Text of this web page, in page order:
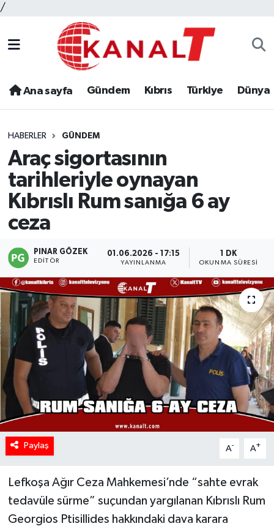
/
Ana sayfa Gündem Kıbrıs Türkiye Dünya
HABERLER GÜNDEM
Araç sigortasının
tarihleriyle oynayan
Kıbrıslı Rum sanığa 6 ay
ceza
PINAR GÖZEK
EDITÖR
01.06.2026 - 17:15
YAYINLANMA
1 DK
OKUNMA SÜRESI
Paylaş A- A+
Lefkoşa Ağır Ceza Mahkemesi’nde “sahte evrak
tedavüle sürme” suçundan yargılanan Kıbrıslı Rum
Georgios Ptisillides hakkındaki dava karara